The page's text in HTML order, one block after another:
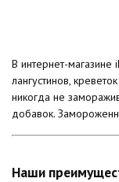
В интернет-
лангустинов,
никогда не
добавок.
Наши